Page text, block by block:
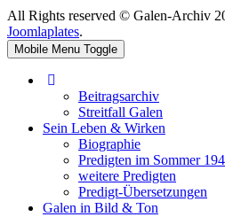
All Rights reserved © Galen-Archiv
Joomlaplates.
Mobile Menu Toggle
Beitragsarchiv
Streitfall Galen
Sein Leben & Wirken
Biographie
Predigten im Sommer
weitere Predigten
Predigt-Übersetzungen
Galen in Bild & Ton